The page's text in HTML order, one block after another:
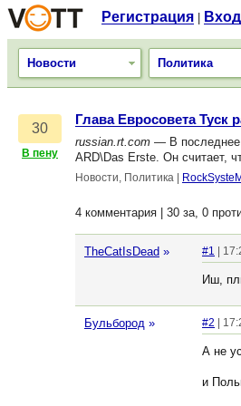
Регистрация Вход
Новости Политика
30
В пену
Глава Евросовета Туск
russian.rt.com — В последнее
ARD\Das Erste. Он считает,
Новости, Политика RockSysteM
4 комментария | 30 за, 0
TheCatIsDead » #1 |
Иш,
Бульбород » #2 |
А не
и